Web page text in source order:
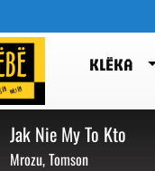
KLËKA
Jak Nie My To Kto
Mrozu, Tomson